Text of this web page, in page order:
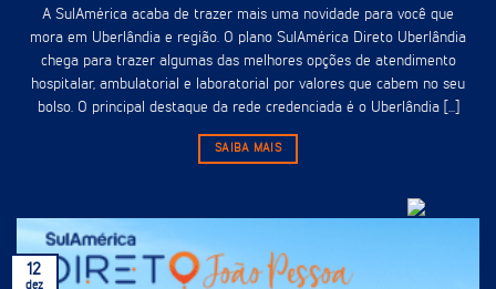
A SulAmérica acaba de trazer mais uma novidade para você que
mora em Uberlândia e região. O plano SulAmérica Direto Uberlândia
chega para trazer algumas das melhores opções de atendimento
hospitalar, ambulatorial e laboratorial por valores que cabem no seu
bolso. O principal destaque da rede credenciada é o Uberlândia [...]
SAIBA MAIS
12
dez